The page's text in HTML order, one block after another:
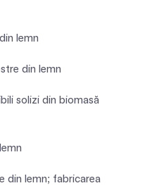
lemn
din lemn
solizi din biomasă
din lemn; fabricarea